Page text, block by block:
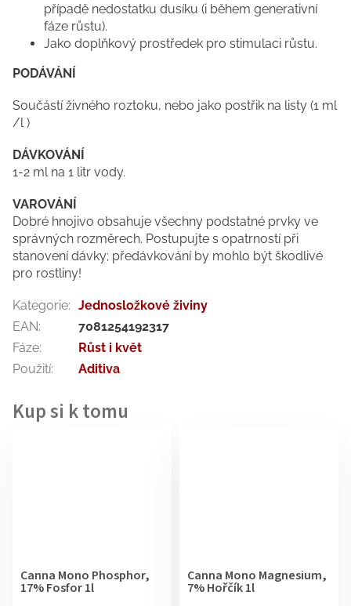
Canna Mono Phosphor,
17% Fosfor 1l
Canna Mono Magnesium,
7% Hořčík 1l
případě nedostatku dusíku (i během generativní
fáze růstu).
Jako doplňkový prostředek pro stimulaci růstu.
PODÁVÁNÍ
Součástí živného roztoku, nebo jako postřik na listy (1 ml
/l )
DÁVKOVÁNÍ
1-2 ml na 1 litr vody.
VAROVÁNÍ
Dobré hnojivo obsahuje všechny podstatné prvky ve
správných rozměrech. Postupujte s opatrností při
stanovení dávky; předávkování by mohlo být škodlivé
pro rostliny!
Kategorie: Jednosložkové živiny
EAN:
7081254192317
Fáze:
Růst i květ
Použití: Aditiva